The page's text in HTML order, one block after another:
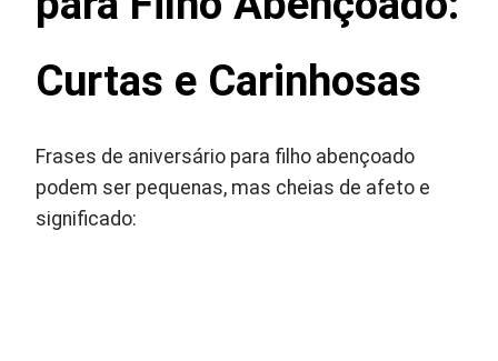
Curtas e Carinhosas
Frases de aniversário para filho abençoado
podem ser pequenas, mas cheias de afeto e
significado: